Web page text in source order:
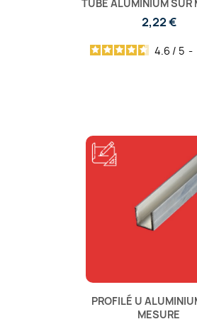
TUBE ALUMINIUM SUR
2,22 €
4.6 / 5 -
PROFILÉ U
MESURE